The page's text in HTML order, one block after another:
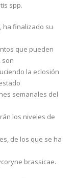
spp.
ha finalizado su
que pueden
son
la eclosión
semanales del
los niveles de
de los que se ha
brassicae.